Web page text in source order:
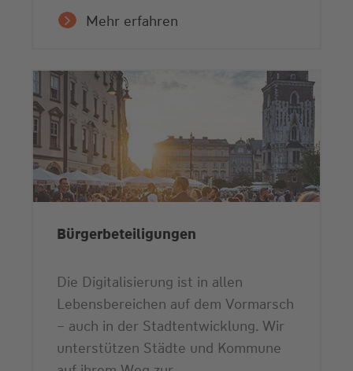
Mehr erfahren
Bürgerbeteiligungen
Die Digitalisierung ist in allen
Lebensbereichen auf dem Vormarsch
– auch in der Stadtentwicklung. Wir
unterstützen Städte und Kommune